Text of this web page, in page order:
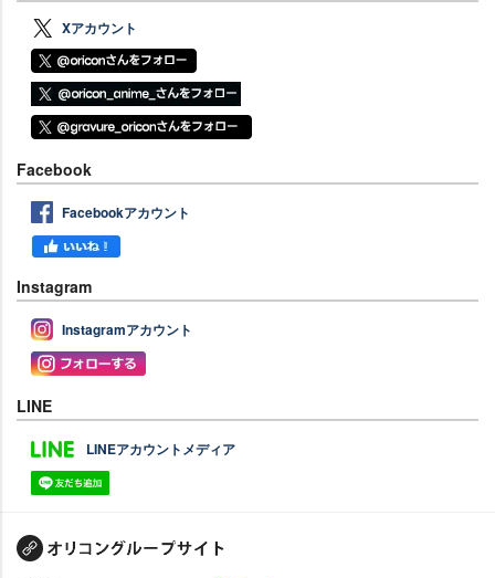
Xアカウント
Facebook
Facebookアカウント
Instagram
Instagramアカウント
LINE
LINEアカウントメディア